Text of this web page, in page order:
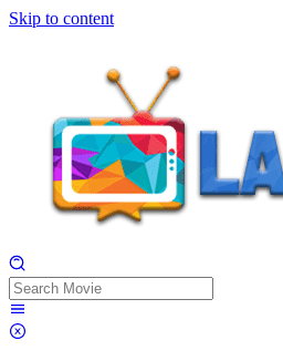
Skip to content